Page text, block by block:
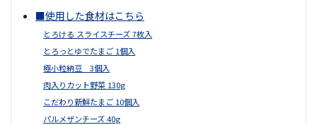
■使用した食材はこちら
とろける スライスチーズ 7枚入
とろっとゆでたまご 1個入
極小粒納豆 3個入
肉入りカット野菜 130g
こだわり新鮮たまご 10個入
パルメザンチーズ 40g